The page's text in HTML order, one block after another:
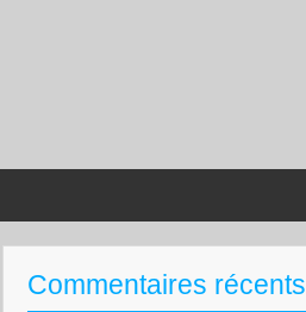
Commentaires récents